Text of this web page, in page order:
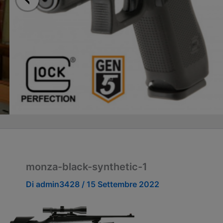
monza-black-synthetic-1
Di admin3428 / 15 Settembre 2022